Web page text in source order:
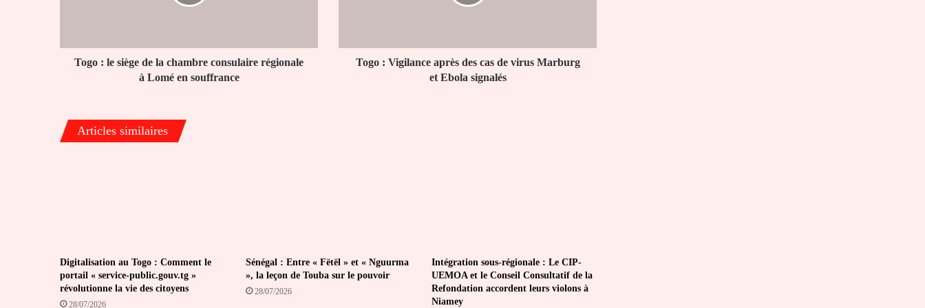
régionale
Togo : le siège de la chambre consulaire régionale
à Lomé en souffrance
Marburg
Togo : Vigilance après des cas de virus Marburg
et Ebola signalés
Articles similaires
Digitalisation au Togo : Comment le
portail « service-public.gouv.tg »
révolutionne la vie des citoyens
28/07/2026
Sénégal : Entre « Fëtël » et « Nguurma
», la leçon de Touba sur le pouvoir
28/07/2026
Intégration sous-régionale : Le CIP-
UEMOA et le Conseil Consultatif de la
Refondation accordent leurs violons à
Niamey